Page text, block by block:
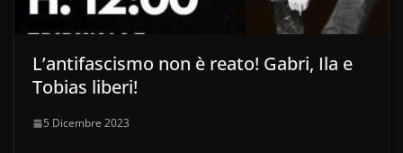
L’antifascismo non è reato! Gabri, Ila e
Tobias liberi!
5 Dicembre 2023